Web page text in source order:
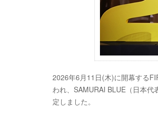
2026年6月11日(木)に開幕する
われ、SAMURAI BLUE（日本
定しました。